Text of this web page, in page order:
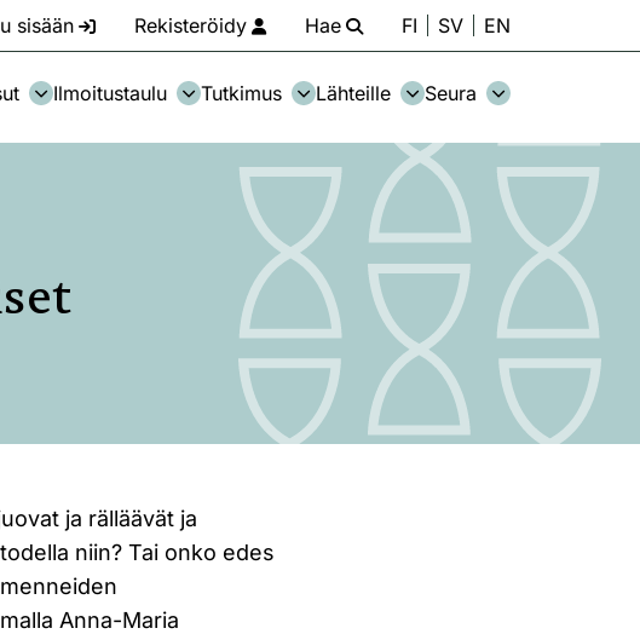
sisään Rekisteröidy Hae FI SV EN
Ilmoitustaulu Tutkimus Lähteille Seura
ja rälläävät ja
niin? Tai onko edes
Anna-Maria